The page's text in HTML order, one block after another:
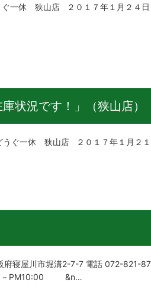
休 狭山店 ２０１７年１月２４日
状況です！」（狭山店）
一休 狭山店 ２０１７年１月２１
府寝屋川市堀溝2-7-7 電話 072-821-
－PM10:00 &n…